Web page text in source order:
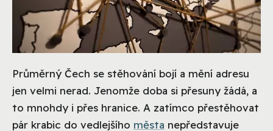
Průměrný Čech se stěhování bojí a mění adresu
jen velmi nerad. Jenomže doba si přesuny žádá, a
to mnohdy i přes hranice. A zatímco přestěhovat
pár krabic do vedlejšího města nepředstavuje